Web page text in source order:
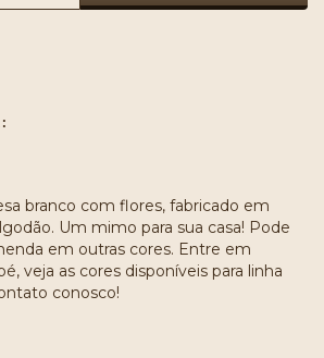
branco com flores, fabricado em
Um mimo para sua casa! Pode
em outras cores. Entre em
veja as cores disponíveis para linha
conosco!